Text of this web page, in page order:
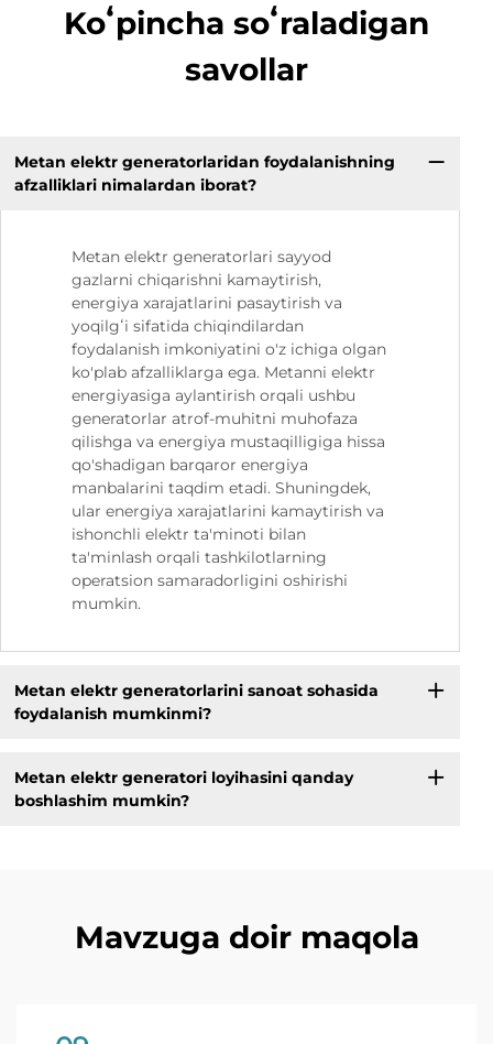
Koʻpincha soʻraladigan
savollar
Metan elektr generatorlaridan foydalanishning
afzalliklari nimalardan iborat?
Metan elektr generatorlari sayyod
gazlarni chiqarishni kamaytirish,
energiya xarajatlarini pasaytirish va
yoqilgʻi sifatida chiqindilardan
foydalanish imkoniyatini o'z ichiga olgan
ko'plab afzalliklarga ega. Metanni elektr
energiyasiga aylantirish orqali ushbu
generatorlar atrof-muhitni muhofaza
qilishga va energiya mustaqilligiga hissa
qo'shadigan barqaror energiya
manbalarini taqdim etadi. Shuningdek,
ular energiya xarajatlarini kamaytirish va
ishonchli elektr ta'minoti bilan
ta'minlash orqali tashkilotlarning
operatsion samaradorligini oshirishi
mumkin.
Metan elektr generatorlarini sanoat sohasida
foydalanish mumkinmi?
Metan elektr generatori loyihasini qanday
boshlashim mumkin?
Mavzuga doir maqola